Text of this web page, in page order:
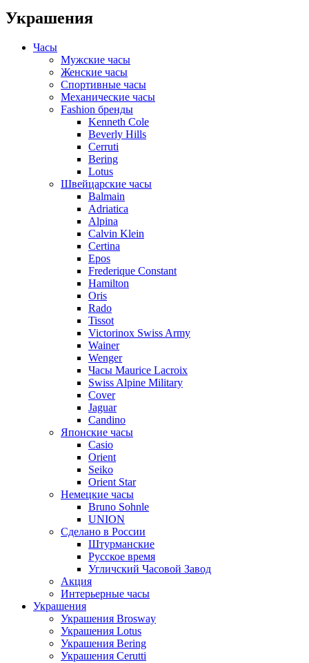
Украшения
Часы
Мужские часы
Женские часы
Спортивные часы
Механические часы
Fashion бренды
Kenneth Cole
Beverly Hills
Cerruti
Bering
Lotus
Швейцарские часы
Balmain
Adriatica
Alpina
Calvin Klein
Certina
Epos
Frederique Constant
Hamilton
Oris
Rado
Tissot
Victorinox Swiss Army
Wainer
Wenger
Часы Maurice Lacroix
Swiss Alpine Military
Cover
Jaguar
Candino
Японские часы
Casio
Orient
Seiko
Orient Star
Немецкие часы
Bruno Sohnle
UNION
Сделано в России
Штурманские
Русское время
Угличский Часовой Завод
Акция
Интерьерные часы
Украшения
Украшения Brosway
Украшения Lotus
Украшения Bering
Украшения Cerutti